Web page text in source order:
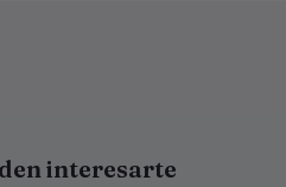
interesarte